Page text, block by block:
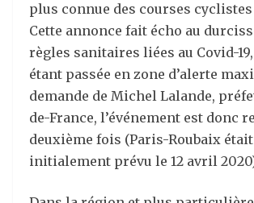
plus connue des courses cyclistes
Cette annonce fait écho au
règles sanitaires liées au Covid-
étant passée en zone d’alerte
demande de Michel Lalande,
de-France, l’événement est donc
deuxième fois (Paris-Roubaix était
initialement prévu le 12 avril